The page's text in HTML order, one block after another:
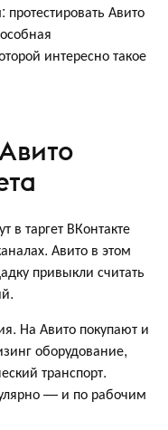
Авито
интересно такое
таргет ВКонтакте
Авито в этом
привыкли считать
На Авито покупают и
оборудование,
транспорт.
— и по рабочим